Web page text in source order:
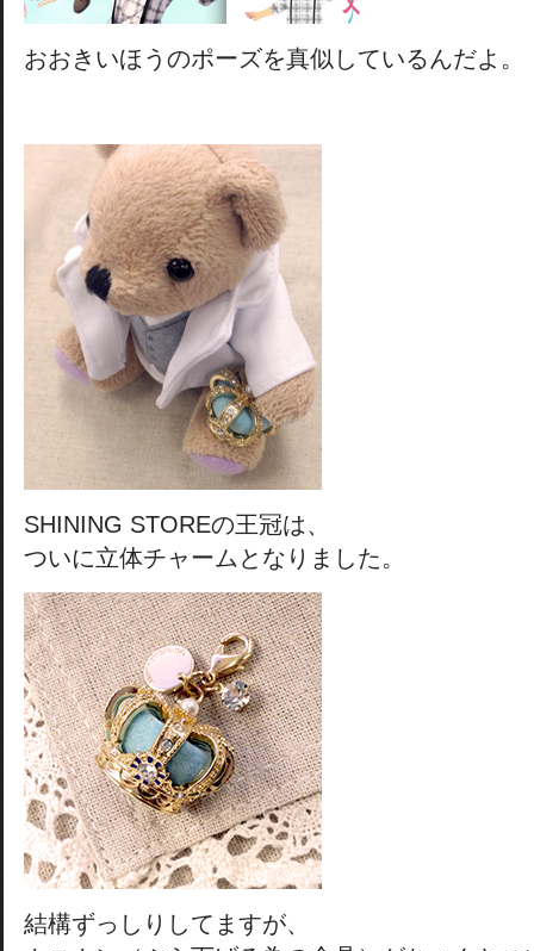
おおきいほうのポーズを真似しているんだよ。
SHINING STOREの王冠は、
ついに立体チャームとなりました。
結構ずっしりしてますが、